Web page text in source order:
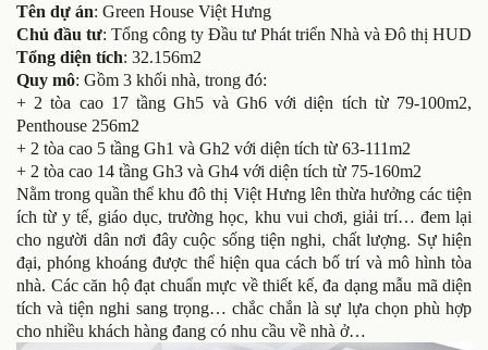
Tên dự án: Green House Việt Hưng
Chủ đầu tư: Tổng công ty Đầu tư Phát triển Nhà và Đô thị HUD
Tổng diện tích: 32.156m2
Quy mô: Gồm 3 khối nhà, trong đó:
+ 2 tòa cao 17 tầng Gh5 và Gh6 với diện tích từ 79-100m2,
Penthouse 256m2
+ 2 tòa cao 5 tầng Gh1 và Gh2 với diện tích từ 63-111m2
+ 2 tòa cao 14 tầng Gh3 và Gh4 với diện tích từ 75-160m2
Nằm trong quần thể khu đô thị Việt Hưng lên thừa hưởng các tiện
ích từ y tế, giáo dục, trường học, khu vui chơi, giải trí… đem lại
cho người dân nơi đây cuộc sống tiện nghi, chất lượng. Sự hiện
đại, phóng khoáng được thể hiện qua cách bố trí và mô hình tòa
nhà. Các căn hộ đạt chuẩn mực về thiết kế, đa dạng mẫu mã diện
tích và tiện nghi sang trọng… chắc chắn là sự lựa chọn phù hợp
cho nhiều khách hàng đang có nhu cầu về nhà ở…